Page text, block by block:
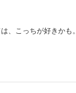
、こっちが好きかも。